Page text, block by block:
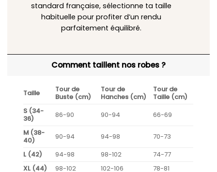
standard française, sélectionne ta taille
habituelle pour profiter d’un rendu
parfaitement équilibré.
Comment taillent nos robes ?
Taille
Tour de
Buste (cm)
Tour de
Hanches (cm)
Tour de
Taille (cm)
S (34-
36)
86-90 90-94
66-69
M (38-
40)
90-94 94-98
70-73
L (42)
94-98 98-102
74-77
XL (44)
98-102 102-106
78-81